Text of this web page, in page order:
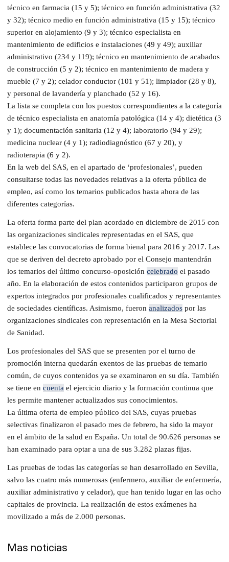
técnico en farmacia (15 y 5); técnico en función administrativa (32
y 32); técnico medio en función administrativa (15 y 15); técnico
superior en alojamiento (9 y 3); técnico especialista en
mantenimiento de edificios e instalaciones (49 y 49); auxiliar
administrativo (234 y 119); técnico en mantenimiento de acabados
de construcción (5 y 2); técnico en mantenimiento de madera y
mueble (7 y 2); celador conductor (101 y 51); limpiador (28 y 8),
y personal de lavandería y planchado (52 y 16).
La lista se completa con los puestos correspondientes a la categoría
de técnico especialista en anatomía patológica (14 y 4); dietética (3
y 1); documentación sanitaria (12 y 4); laboratorio (94 y 29);
medicina nuclear (4 y 1); radiodiagnóstico (67 y 20), y
radioterapia (6 y 2).
En la web del SAS, en el apartado de ‘profesionales’, pueden
consultarse todas las novedades relativas a la oferta pública de
empleo, así como los temarios publicados hasta ahora de las
diferentes categorías.
La oferta forma parte del plan acordado en diciembre de 2015 con
las organizaciones sindicales representadas en el SAS, que
establece las convocatorias de forma bienal para 2016 y 2017. Las
que se deriven del decreto aprobado por el Consejo mantendrán
los temarios del último concurso-oposición celebrado el pasado
año. En la elaboración de estos contenidos participaron grupos de
expertos integrados por profesionales cualificados y representantes
de sociedades científicas. Asimismo, fueron analizados por las
organizaciones sindicales con representación en la Mesa Sectorial
de Sanidad.
Los profesionales del SAS que se presenten por el turno de
promoción interna quedarán exentos de las pruebas de temario
común, de cuyos contenidos ya se examinaron en su día. También
se tiene en cuenta el ejercicio diario y la formación continua que
les permite mantener actualizados sus conocimientos.
La última oferta de empleo público del SAS, cuyas pruebas
selectivas finalizaron el pasado mes de febrero, ha sido la mayor
en el ámbito de la salud en España. Un total de 90.626 personas se
han examinado para optar a una de sus 3.282 plazas fijas.
Las pruebas de todas las categorías se han desarrollado en Sevilla,
salvo las cuatro más numerosas (enfermero, auxiliar de enfermería,
auxiliar administrativo y celador), que han tenido lugar en las ocho
capitales de provincia. La realización de estos exámenes ha
movilizado a más de 2.000 personas.
Mas noticias